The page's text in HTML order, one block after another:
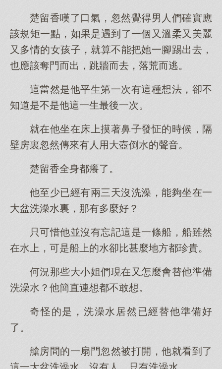
楚留香嘆了口氣，忽然覺得男人們確實應
該規矩一點，如果是遇到了一個又溫柔又美麗
又多情的女孩子，就算不能把她一腳踢出去，
也應該奪門而出，跳牆而去，落荒而逃。
這當然是他平生第一次有這種想法，卻不
知道是不是他這一生最後一次。
就在他坐在床上摸著鼻子發怔的時候，隔
壁房裏忽然傳來有人用大壺倒水的聲音。
楚留香全身都癢了。
他至少已經有兩三天沒洗澡，能夠坐在一
大盆洗澡水裏，那有多麼好？
只可惜他並沒有忘記這是一條船，船雖然
在水上，可是船上的水卻比甚麼地方都珍貴。
何況那些大小姐們現在又怎麼會替他準備
洗澡水？他簡直連想都不敢想。
奇怪的是，洗澡水居然已經替他準備好
了。
艙房間的一扇門忽然被打開，他就看到了